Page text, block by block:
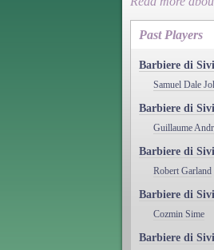
Past Players
Barbiere di
Samuel Dale
Barbiere di
Guillaume
Barbiere di
Robert Garland
Barbiere di
Cozmin Sime
Barbiere di